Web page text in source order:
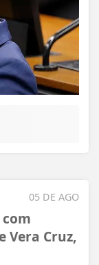
05 DE AGO
Vera Cruz,